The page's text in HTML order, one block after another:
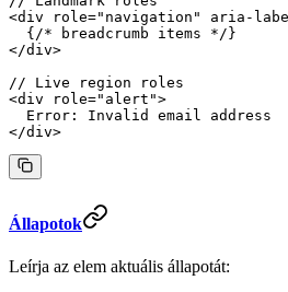
<div role="navigation" aria-
  {
/* breadcrumb items */ }
</div>
// Live region roles
<div role="alert">
  Error: Invalid email address
</div>
Állapotok
Leírja az elem aktuális állapotát: